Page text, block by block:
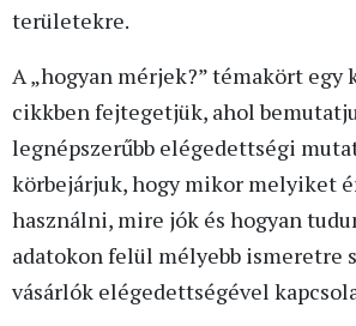
területekre.
A „hogyan mérjek?” témakört egy
cikkben fejtegetjük, ahol
legnépszerűbb elégedettségi
körbejárjuk, hogy mikor melyiket
használni, mire jók és hogyan
adatokon felül mélyebb ismeretre
vásárlók elégedettségével